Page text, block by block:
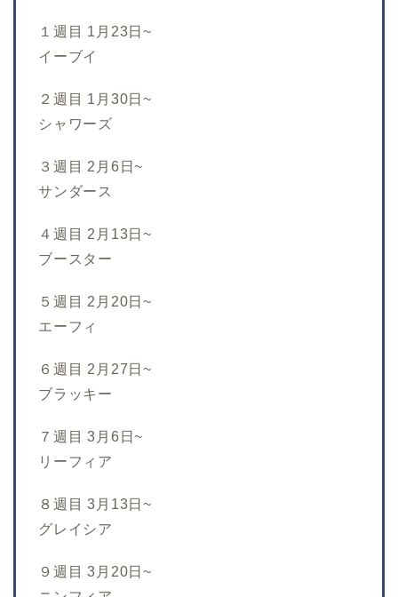
１週目 1月23日~
イーブイ
２週目 1月30日~
シャワーズ
３週目 2月6日~
サンダース
４週目 2月13日~
ブースター
５週目 2月20日~
エーフィ
６週目 2月27日~
ブラッキー
７週目 3月6日~
リーフィア
８週目 3月13日~
グレイシア
９週目 3月20日~